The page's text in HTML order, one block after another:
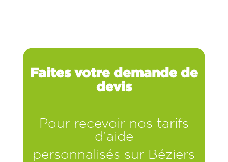
Faites votre demande de
devis
Pour recevoir nos tarifs
d’aide
personnalisés sur Béziers